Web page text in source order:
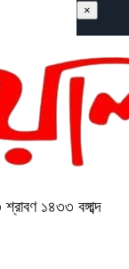
১৪৩৩ বঙ্গাব্দ
×